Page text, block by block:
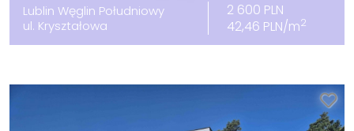
Lublin Węglin Południowy
ul. Kryształowa
2 600 PLN
42,46 PLN/m2